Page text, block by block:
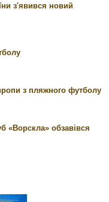
з'явився новий
з пляжного футболу
«Ворскла» обзавівся